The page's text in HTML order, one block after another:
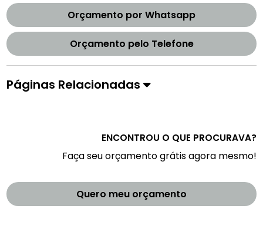
Orçamento por Whatsapp
Orçamento pelo Telefone
Páginas Relacionadas
ENCONTROU O QUE PROCURAVA?
Faça seu orçamento grátis agora mesmo!
Quero meu orçamento